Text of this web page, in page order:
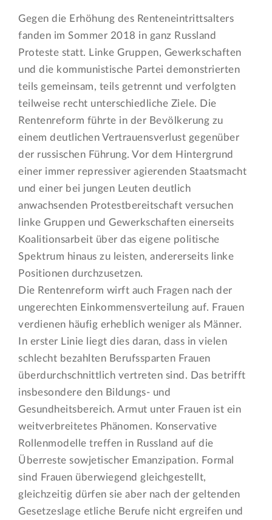
Gegen die Erhöhung des Renteneintrittsalters
fanden im Sommer 2018 in ganz Russland
Proteste statt. Linke Gruppen, Gewerkschaften
und die kommunistische Partei demonstrierten
teils gemeinsam, teils getrennt und verfolgten
teilweise recht unterschiedliche Ziele. Die
Rentenreform führte in der Bevölkerung zu
einem deutlichen Vertrauensverlust gegenüber
der russischen Führung. Vor dem Hintergrund
einer immer repressiver agierenden Staatsmacht
und einer bei jungen Leuten deutlich
anwachsenden Protestbereitschaft versuchen
linke Gruppen und Gewerkschaften einerseits
Koalitionsarbeit über das eigene politische
Spektrum hinaus zu leisten, andererseits linke
Positionen durchzusetzen.
Die Rentenreform wirft auch Fragen nach der
ungerechten Einkommensverteilung auf. Frauen
verdienen häufig erheblich weniger als Männer.
In erster Linie liegt dies daran, dass in vielen
schlecht bezahlten Berufssparten Frauen
überdurchschnittlich vertreten sind. Das betrifft
insbesondere den Bildungs- und
Gesundheitsbereich. Armut unter Frauen ist ein
weitverbreitetes Phänomen. Konservative
Rollenmodelle treffen in Russland auf die
Überreste sowjetischer Emanzipation. Formal
sind Frauen überwiegend gleichgestellt,
gleichzeitig dürfen sie aber nach der geltenden
Gesetzeslage etliche Berufe nicht ergreifen und